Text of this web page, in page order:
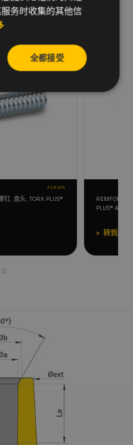
F281PA
, 盘头, TORX PLUS®
REMFORM®
PLUS®
转到产品
2
务时收集的其他信
全都接受